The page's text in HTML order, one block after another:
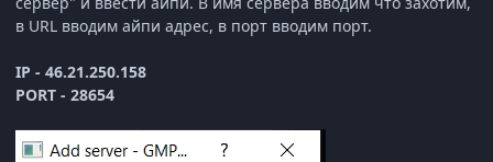
в URL вводим айпи адрес, в порт вводим порт.
IP - 46.21.250.158
PORT - 28654